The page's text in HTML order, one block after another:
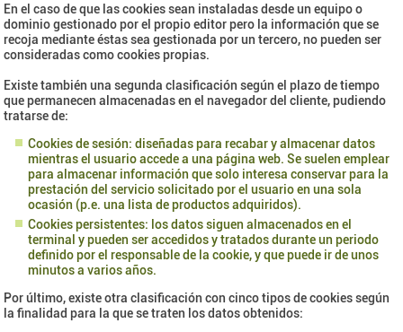
En el caso de que las cookies sean instaladas desde un equipo o
dominio gestionado por el propio editor pero la información que se
recoja mediante éstas sea gestionada por un tercero, no pueden ser
consideradas como cookies propias.
Existe también una segunda clasificación según el plazo de tiempo
que permanecen almacenadas en el navegador del cliente, pudiendo
tratarse de:
Cookies de sesión: diseñadas para recabar y almacenar datos
mientras el usuario accede a una página web. Se suelen emplear
para almacenar información que solo interesa conservar para la
prestación del servicio solicitado por el usuario en una sola
ocasión (p.e. una lista de productos adquiridos).
Cookies persistentes: los datos siguen almacenados en el
terminal y pueden ser accedidos y tratados durante un periodo
definido por el responsable de la cookie, y que puede ir de unos
minutos a varios años.
Por último, existe otra clasificación con cinco tipos de cookies según
la finalidad para la que se traten los datos obtenidos: